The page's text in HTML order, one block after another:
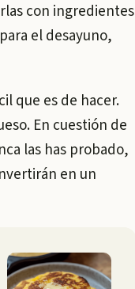
con ingredientes
el desayuno,
que es de hacer.
En cuestión de
las has probado,
en un